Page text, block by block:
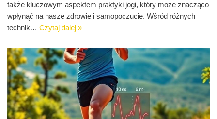
także kluczowym aspektem praktyki jogi, który może znacząco
wpłynąć na nasze zdrowie i samopoczucie. Wśród różnych
technik… Czytaj dalej »